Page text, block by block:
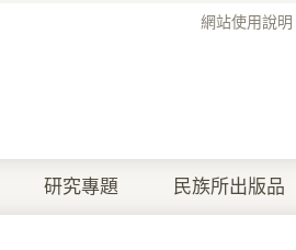
網站使用說明
研究專題 民族所出版品